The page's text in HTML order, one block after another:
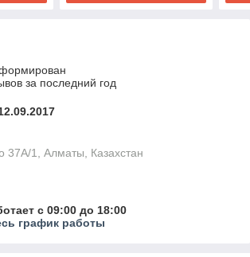
за последний год
37А/1, Алматы, Казахстан
с 09:00 до 18:00
график работы